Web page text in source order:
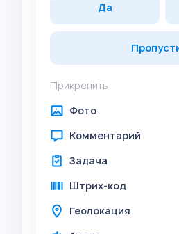
Да
Прикрепить
Фото
Комментарий
Задача
Штрих-код
Геолокация